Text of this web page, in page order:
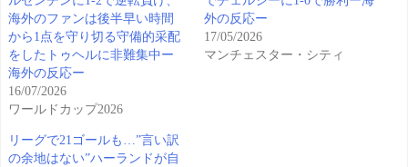
海外のファンは後半早い時間
から1点を守り切る守備的采配
をしたトゥヘルに非難集中ー
海外の反応ー
16/07/2026
ワールドカップ2026
外の反応ー
17/05/2026
マンチェスター・シティ
リーグで21ゴールも…”言い訳
の余地はない”ハーランドが自